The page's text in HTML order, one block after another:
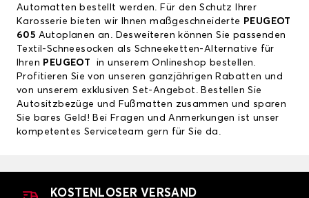
Automatten bestellt werden. Für den Schutz Ihrer
Karosserie bieten wir Ihnen maßgeschneiderte PEUGEOT
605 Autoplanen an. Desweiteren können Sie passenden
Textil-Schneesocken als Schneeketten-Alternative für
Ihren PEUGEOT
in unserem Onlineshop bestellen.
Profitieren Sie von unseren ganzjährigen Rabatten und
von unserem exklusiven Set-Angebot. Bestellen Sie
Autositzbezüge und Fußmatten zusammen und sparen
Sie bares Geld! Bei Fragen und Anmerkungen ist unser
kompetentes Serviceteam gern für Sie da.
KOSTENLOSER VERSAND